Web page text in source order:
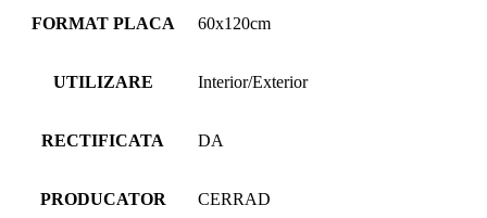
FORMAT PLACA 60x120cm
UTILIZARE Interior/Exterior
RECTIFICATA DA
PRODUCATOR CERRAD